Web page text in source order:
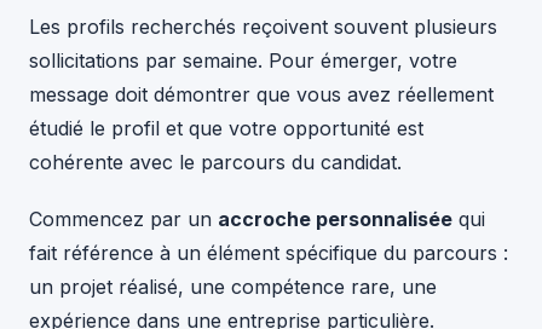
Les profils recherchés reçoivent souvent plusieurs
sollicitations par semaine. Pour émerger, votre
message doit démontrer que vous avez réellement
étudié le profil et que votre opportunité est
cohérente avec le parcours du candidat.
Commencez par un accroche personnalisée qui
fait référence à un élément spécifique du parcours :
un projet réalisé, une compétence rare, une
expérience dans une entreprise particulière.